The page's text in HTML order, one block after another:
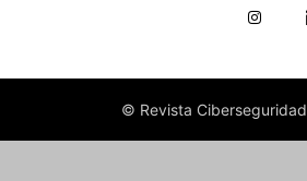
© Revista